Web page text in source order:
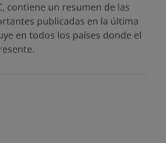
contiene un resumen de las
publicadas en la última
en todos los países donde el